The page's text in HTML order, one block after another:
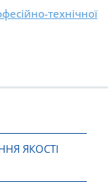
ЯКОСТІ
технічної